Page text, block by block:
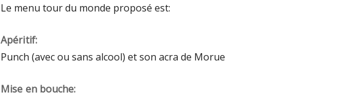
Le menu tour du monde proposé est:
Apéritif:
Punch (avec ou sans alcool) et son acra de Morue
Mise en bouche: